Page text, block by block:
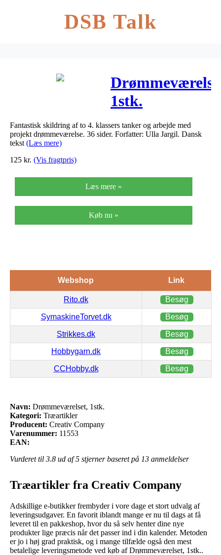
DSB Talk
1stk.
Fantastisk skildring af to 4. klassers tanker og arbejde med
projekt drømmeværelse. 36 sider. Forfatter: Ulla Jargil. Dansk
tekst (Læs mere)
125 kr. (Vis fragtpris)
Læs mere »
Køb nu »
Webshop Link
Rito.dk Besøg
SymaskineTorvet.dk Besøg
Strikkes.dk Besøg
Hobbygarn.dk Besøg
CCHobby.dk Besøg
Navn: Drømmeværelset, 1stk.
Kategori: Træartikler
Producent: Creativ Company
Varenummer: 11553
EAN:
Vurderet til 3.8 ud af 5 stjerner baseret på 13 anmeldelser
Træartikler fra Creativ Company
Adskillige e-butikker frembyder i vore dage et stort udvalg af
leveringsudgaver. En favorit iblandt mange er nu til dags at få
leveret til en pakkeshop, hvor du så selv henter dine nye
produkter lige præcis når det passer ind i din kalender. Metoden
er jo i høj grad praktisk, og i mange tilfælde også den mest
betalelige leveringsmetode ved køb af Drømmeværelset, 1stk..